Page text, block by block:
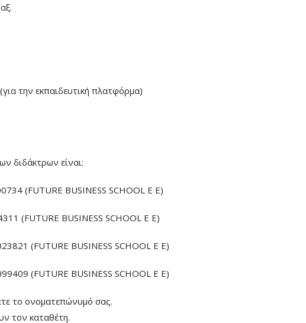
την εκπαιδευτική πλατφόρμα)
διδάκτρων είναι:
(FUTURE BUSINESS SCHOOL E E)
(FUTURE BUSINESS SCHOOL E E)
(FUTURE BUSINESS SCHOOL E E)
(FUTURE BUSINESS SCHOOL E E)
το ονοματεπώνυμό σας.
τον καταθέτη.